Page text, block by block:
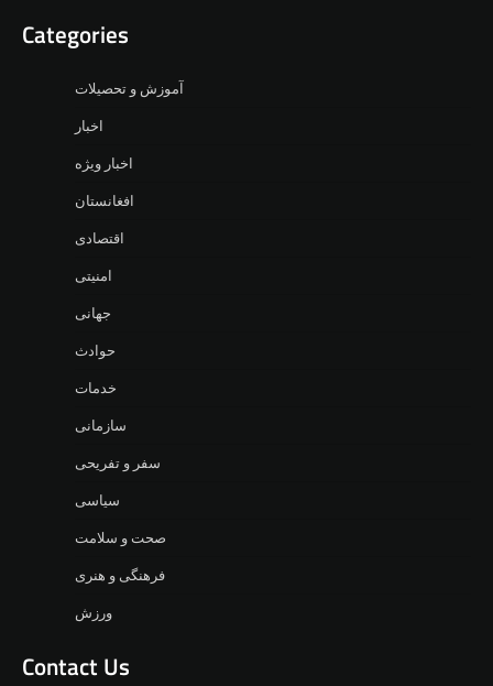
Categories
آموزش و تحصیلات
اخبار
اخبار ویژه
افغانستان
اقتصادی
امنیتی
جهانی
حوادث
خدمات
سازمانی
سفر و تفریحی
سیاسی
صحت و سلامت
فرهنگی و هنری
ورزش
Contact Us